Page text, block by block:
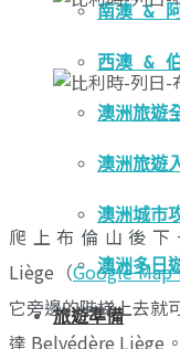
南澳 &
西澳 &
澳洲旅遊
澳洲旅遊
澳洲城市
澳洲多日
旅遊準備
爬上布倫山後下
Liège（Google Map
它旁邊的階梯上去就
達 Belvédère Liège